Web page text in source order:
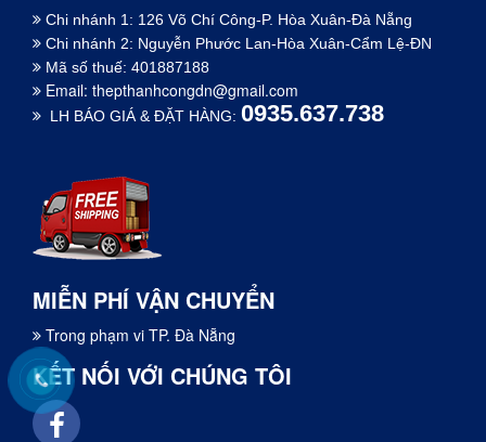
Chi nhánh 1: 126 Võ Chí Công-P. Hòa Xuân-Đà Nẵng
Chi nhánh 2: Nguyễn Phước Lan-Hòa Xuân-Cẩm Lệ-ĐN
Mã số thuế: 401887188
Email: thepthanhcongdn@gmail.com
LH BÁO GIÁ & ĐẶT HÀNG: 0935.637.738
MIỄN PHÍ VẬN CHUYỂN
Trong phạm vi TP. Đà Nẵng
KẾT NỐI VỚI CHÚNG TÔI